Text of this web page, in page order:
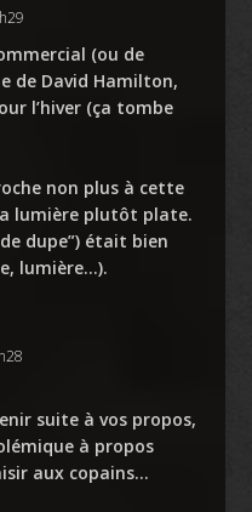
(ou de
de David Hamilton,
l’hiver (ça tombe
non plus à cette
lumière plutôt plate.
dupe”) était bien
lumière…).
suite à vos propos,
à propos
aux copains…